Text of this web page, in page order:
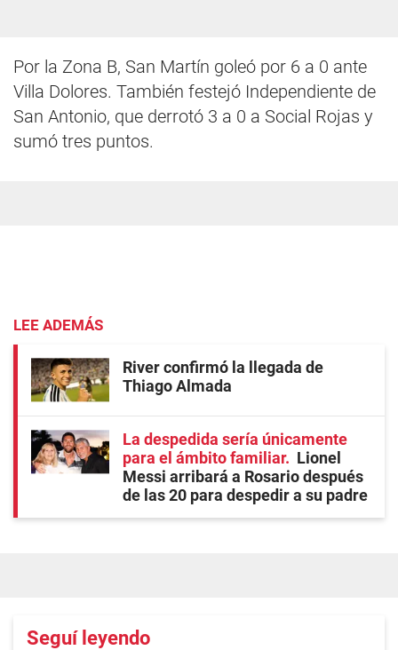
Por la Zona B, San Martín goleó por 6 a 0 ante
Villa Dolores. También festejó Independiente de
San Antonio, que derrotó 3 a 0 a Social Rojas y
sumó tres puntos.
LEE ADEMÁS
River confirmó la llegada de
Thiago Almada
La despedida sería únicamente
para el ámbito familiar
Lionel
Messi arribará a Rosario después
de las 20 para despedir a su padre
Seguí leyendo